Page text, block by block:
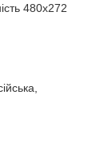
480x272